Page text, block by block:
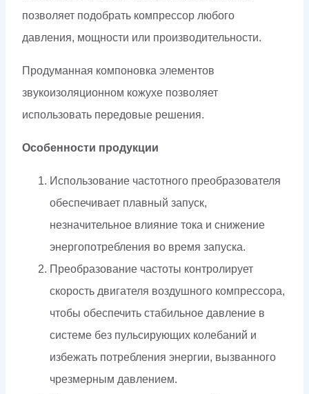
позволяет подобрать компрессор любого
давления, мощности или производительности.
Продуманная компоновка элементов
звукоизоляционном кожухе позволяет
использовать передовые решения.
Особенности продукции
Использование частотного преобразователя
обеспечивает плавный запуск,
незначительное влияние тока и снижение
энергопотребления во время запуска.
Преобразование частоты контролирует
скорость двигателя воздушного компрессора,
чтобы обеспечить стабильное давление в
системе без пульсирующих колебаний и
избежать потребления энергии, вызванного
чрезмерным давлением.